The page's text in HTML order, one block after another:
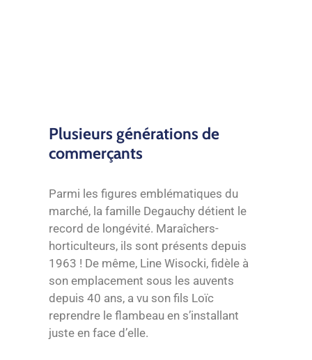
Plusieurs générations de
commerçants
Parmi les figures emblématiques du
marché, la famille Degauchy détient le
record de longévité. Maraîchers-
horticulteurs, ils sont présents depuis
1963 ! De même, Line Wisocki, fidèle à
son emplacement sous les auvents
depuis 40 ans, a vu son fils Loïc
reprendre le flambeau en s’installant
juste en face d’elle.